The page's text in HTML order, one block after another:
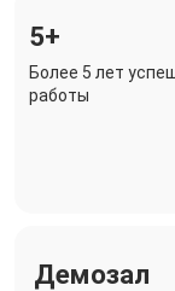
5+
Более 5 лет
работы
Демозал